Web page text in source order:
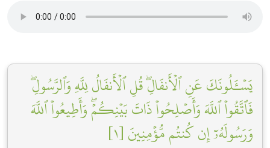
يَسۡـَٔلُونَكَ عَنِ ٱلۡأَنفَالِۖ قُلِ ٱلۡأَنفَالُ لِلَّهِ وَٱلرَّسُولِۖ
فَٱتَّقُواْ ٱللَّهَ وَأَصۡلِحُواْ ذَاتَ بَيۡنِكُمۡۖ وَأَطِيعُواْ ٱللَّهَ
وَرَسُولَهُۥٓ إِن كُنتُم مُّؤۡمِنِينَ [١]